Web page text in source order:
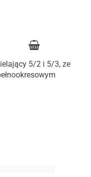
5/2 i 5/3, ze